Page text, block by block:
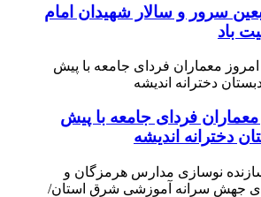
سرور و سالار شهیدان امام
باد
فردای جامعه با پیش
دخترانه اندیشه